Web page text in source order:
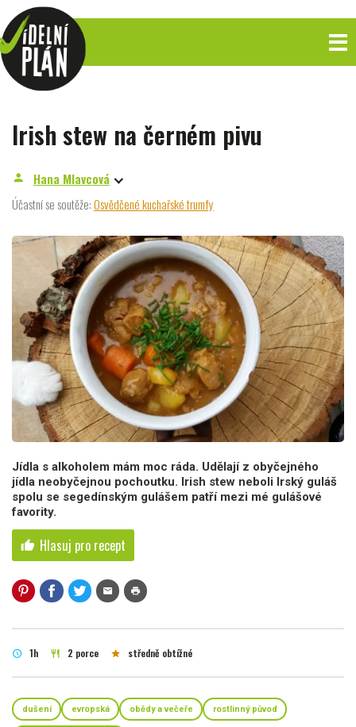
Irish stew na černém pivu
person
Hana Mlavcová
Účastní se soutěže:Osvědčené kuchařské trumfy
Jídla s alkoholem mám moc ráda. Udělají z obyčejného
jídla neobyčejnou pochoutku. Irish stew neboli Irský guláš
spolu se segedínským gulášem patří mezi mé gulášové
favority.
thumb_up Hlasuj pro recept
mail print
schedule 1h restaurant 2 porce star středně obtížné
dušení evropská obědy a večeře rostlinný původ